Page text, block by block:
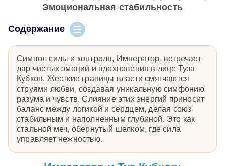
Эмоциональная стабильность
Содержание
Символ силы и контроля, Император, встречает
дар чистых эмоций и вдохновения в лице Туза
Кубков. Жесткие границы власти смягчаются
струями любви, создавая уникальную симфонию
разума и чувств. Слияние этих энергий приносит
баланс между логикой и сердцем, делая союз
стабильным и наполненным глубиной. Это как
стальной меч, обернутый шелком, где сила
управляет нежностью.